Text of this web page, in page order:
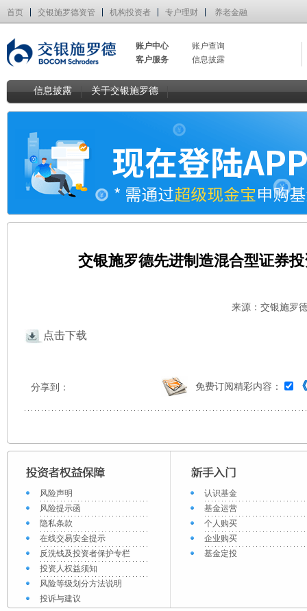
首页 交银施罗德资管 机构投资者 专户理财 养老金融
账户中心
账户查询
客户服务
信息披露
信息披露 关于交银施罗德
交银施罗德先进制造混合型证券
来源：交银施罗
点击下载
分享到： 免费订阅精彩内容：
风险声明
风险提示函
隐私条款
在线交易安全提示
反洗钱及投资者保护专栏
投资人权益须知
风险等级划分方法说明
投诉与建议
认识基金
基金运营
个人购买
企业购买
基金定投